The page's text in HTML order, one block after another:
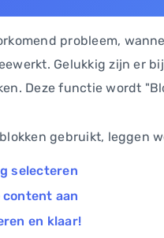
probleem,
Gelukkig zijn er
Deze functie wordt
gebruikt, leggen
selecteren
content aan
en klaar!